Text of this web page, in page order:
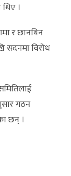
।
र छानबिन
सदनमा विरोध
गठन
छन् ।